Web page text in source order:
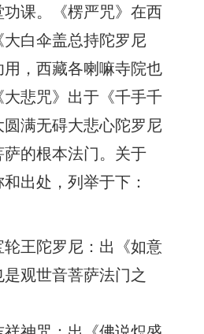
课。《楞严咒》在西
白伞盖总持陀罗尼
，西藏各喇嘛寺院也
悲咒》出于《千手千
满无碍大悲心陀罗尼
的根本法门。关于
出处，列举于下：
王陀罗尼：出《如意
观世音菩萨法门之